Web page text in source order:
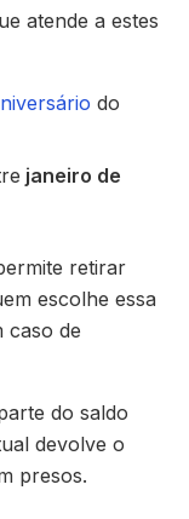
atende a estes
do
janeiro de
retirar
escolhe essa
caso de
do saldo
devolve o
presos.